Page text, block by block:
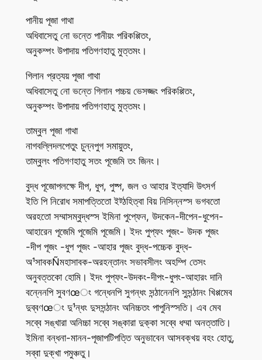
পানীয় পূজা গাথা
অধিবাসেতু নো ভন্তে পানীয়ং পরিকপ্পিতং,
অনুকম্পং উপাদায় পতিগণহাতু মুত্তমং।
গিলান প্রত্যয় পূজা গাথা
অধিবাসেতু নো ভন্তে গিলান পচ্চয় ভেসজ্জং পরিকপ্পিতং,
অনুকম্পং উপাদায় পতিগণহাতু মুত্তমং।
তাম্বুল পূজা গাথা
নাগবল্লিদলপেতুং চুন্নপুগ সমায়ুতং,
তাম্বুলং পতিগণহাতু সতং পূজেমি তং জিনং।
বুদ্ধ পূজোপলক্ষে দীপ, ধুপ, পুষ্প, জল ও আহার ইত্যাদি উৎসর্গ
ইতি পি নিরোধ সমাপত্তিতো ইট্ঠহিত্বা বিয় নিসিন্নস্স ভগবতো
অরহতো সম্মাসম্বুদ্ধস্স ইমিনা পুপ্ফেন, উদকেন-দীপেন-ধুপেন-
আহারেন পূজেমি পূজেমি পূজেমি। ইদং পুপ্ফং পূজং- উদক পূজং
-দীপ পূজং -ধুপ পূজং -আহার পূজং বুদ্ধ-পচ্চেক বুদ্ধ-
অ¹সাবকÑমহাসাবক-অরহন্তানং সভাবসীলং অহম্পি তেসং
অনুবত্তকো হোমি। ইদং পুপ্ফং-উদকং-দীপং-ধুপং-আহারং দানি
বন্নেনপি সুবণœং গন্ধেনপি সুগন্ধং সন্ঠানেনপি সুসন্ঠানং খিপ্পমেব
দুব্বণœং দু¹ন্ধং দুসসন্ঠানং অনিচ্চতং পাপুনিস্সতি। এব মেব
সব্বে সঙ্খারা অনিচ্চা সব্বে সঙ্কারা দুক্কা সব্বে ধম্মা অনত্তাতি।
ইমিনা বন্ধনা-মানন-পূজাপটিপত্তি অনুভাবেন আসবক্খয় বহং হোতু,
সব্বা দুক্খা পমুঞ্চতু।